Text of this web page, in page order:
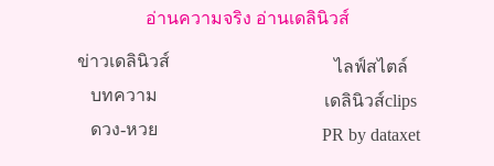
อ่านความจริง อ่านเดลินิวส์
ข่าวเดลินิวส์
บทความ
ดวง-หวย
ไลฟ์สไตล์
เดลินิวส์clips
PR by dataxet